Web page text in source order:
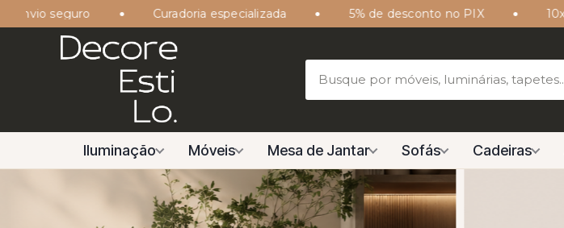
Curadoria especializada 5% de desconto no PIX 10x sem juros no cartão
Iluminação Móveis Mesa de Jantar Sofás Cadeiras